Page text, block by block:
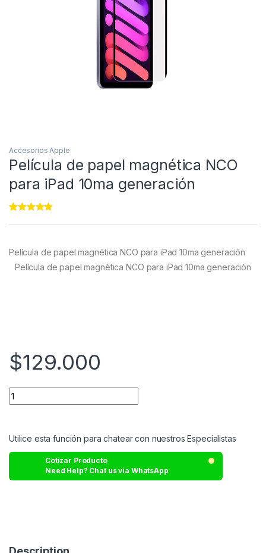
Accesorios Apple
Película de papel magnética NCO
para iPad 10ma generación
ratings
Película de papel magnética NCO para iPad 10ma generación
Película de papel magnética NCO para iPad 10ma generación
$129.000
Utilice esta función para chatear con nuestros Especialistas
Cotizar Producto
Need Help? Chat us via WhatsApp